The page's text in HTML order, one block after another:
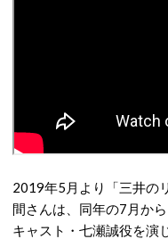
2019年5月より「三井の
間さんは、同年の7月か
キャスト・七瀬誠役を演